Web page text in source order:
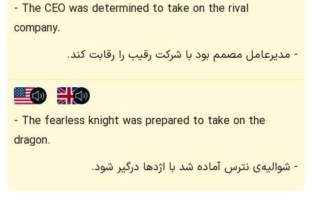
The CEO was determined to take on the rival
company.
مدیرعامل مصمم بود با شرکت رقیب را رقابت کند.
The fearless knight was prepared to take on the
dragon.
شوالیه‌ی نترس آماده شد با اژدها درگیر شود.